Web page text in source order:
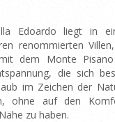
Edoardo liegt in
renommierten
dem Monte
die sich
im Zeichen der
ohne auf den
zu haben.